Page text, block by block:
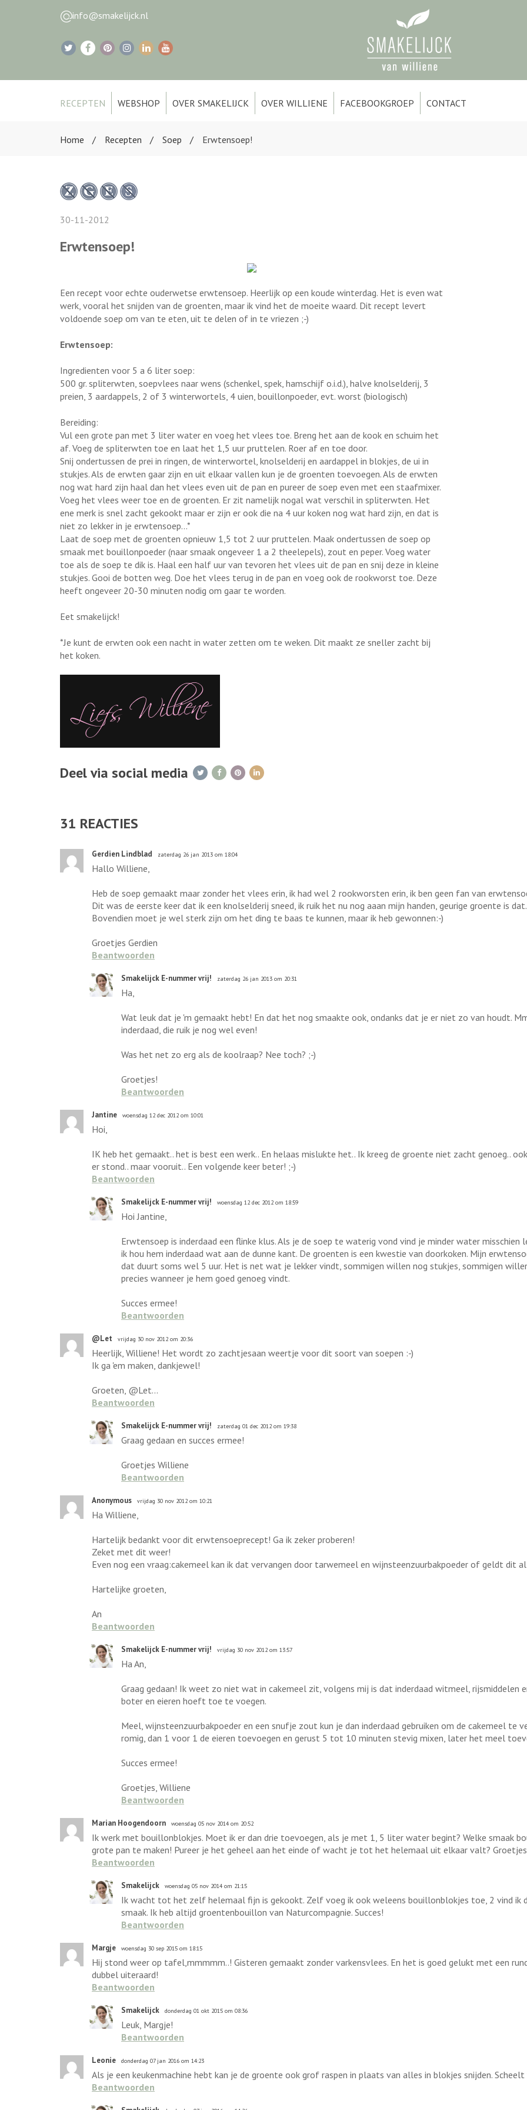
info@smakelijck.nl
RECEPTEN WEBSHOP OVER SMAKELIJCK OVER WILLIENE FACEBOOKGROEP CONTACT
Home Recepten Soep Erwtensoep!
30-11-2012
Erwtensoep!
Een recept voor echte ouderwetse erwtensoep. Heerlijk op een koude winterdag. Het is even wat
werk, vooral het snijden van de groenten, maar ik vind het de moeite waard. Dit recept levert
voldoende soep om van te eten, uit te delen of in te vriezen ;-)
Erwtensoep:
Ingredienten voor 5 a 6 liter soep:
500 gr. spliterwten, soepvlees naar wens (schenkel, spek, hamschijf o.i.d.), halve knolselderij, 3
preien, 3 aardappels, 2 of 3 winterwortels, 4 uien, bouillonpoeder, evt. worst (biologisch)
Bereiding:
Vul een grote pan met 3 liter water en voeg het vlees toe. Breng het aan de kook en schuim het
af. Voeg de spliterwten toe en laat het 1,5 uur pruttelen. Roer af en toe door.
Snij ondertussen de prei in ringen, de winterwortel, knolselderij en aardappel in blokjes, de ui in
stukjes. Als de erwten gaar zijn en uit elkaar vallen kun je de groenten toevoegen. Als de erwten
nog wat hard zijn haal dan het vlees even uit de pan en pureer de soep even met een staafmixer.
Voeg het vlees weer toe en de groenten. Er zit namelijk nogal wat verschil in spliterwten. Het
ene merk is snel zacht gekookt maar er zijn er ook die na 4 uur koken nog wat hard zijn, en dat is
niet zo lekker in je erwtensoep...*
Laat de soep met de groenten opnieuw 1,5 tot 2 uur pruttelen. Maak ondertussen de soep op
smaak met bouillonpoeder (naar smaak ongeveer 1 a 2 theelepels), zout en peper. Voeg water
toe als de soep te dik is. Haal een half uur van tevoren het vlees uit de pan en snij deze in kleine
stukjes. Gooi de botten weg. Doe het vlees terug in de pan en voeg ook de rookworst toe. Deze
heeft ongeveer 20-30 minuten nodig om gaar te worden.
Eet smakelijck!
*Je kunt de erwten ook een nacht in water zetten om te weken. Dit maakt ze sneller zacht bij
het koken.
Deel via social media
31 REACTIES
Gerdien Lindblad zaterdag 26 jan 2013 om 18:04
Hallo Williene,
Heb de soep gemaakt maar zonder het vlees erin, ik had wel 2 rookworsten erin, ik ben geen fan van
Dit was de eerste keer dat ik een knolselderij sneed, ik ruik het nu nog aaan mijn handen, geurige groente is dat.
Bovendien moet je wel sterk zijn om het ding te baas te kunnen, maar ik heb gewonnen:-)
Groetjes Gerdien
Beantwoorden
Smakelijck E-nummer vrij! zaterdag 26 jan 2013 om 20:31
Ha,
Wat leuk dat je 'm gemaakt hebt! En dat het nog smaakte ook, ondanks dat je er niet zo van houdt.
inderdaad, die ruik je nog wel even!
Was het net zo erg als de koolraap? Nee toch? ;-)
Groetjes!
Beantwoorden
Jantine woensdag 12 dec 2012 om 10:01
Hoi,
IK heb het gemaakt.. het is best een werk.. En helaas mislukte het.. Ik kreeg de groente niet zacht genoeg..
er stond.. maar vooruit.. Een volgende keer beter! ;-)
Beantwoorden
Smakelijck E-nummer vrij! woensdag 12 dec 2012 om 18:59
Hoi Jantine,
Erwtensoep is inderdaad een flinke klus. Als je de soep te waterig vond vind je minder water misschien
ik hou hem inderdaad wat aan de dunne kant. De groenten is een kwestie van doorkoken. Mijn
dat duurt soms wel 5 uur. Het is net wat je lekker vindt, sommigen willen nog stukjes, sommigen
precies wanneer je hem goed genoeg vindt.
Succes ermee!
Beantwoorden
@Let vrijdag 30 nov 2012 om 20:36
Heerlijk, Williene! Het wordt zo zachtjesaan weertje voor dit soort van soepen :-)
Ik ga 'em maken, dankjewel!
Groeten, @Let...
Beantwoorden
Smakelijck E-nummer vrij! zaterdag 01 dec 2012 om 19:38
Graag gedaan en succes ermee!
Groetjes Williene
Beantwoorden
Anonymous vrijdag 30 nov 2012 om 10:21
Ha Williene,
Hartelijk bedankt voor dit erwtensoeprecept! Ga ik zeker proberen!
Zeket met dit weer!
Even nog een vraag:cakemeel kan ik dat vervangen door tarwemeel en wijnsteenzuurbakpoeder of geldt dit
Hartelijke groeten,
An
Beantwoorden
Smakelijck E-nummer vrij! vrijdag 30 nov 2012 om 13:57
Ha An,
Graag gedaan! Ik weet zo niet wat in cakemeel zit, volgens mij is dat inderdaad witmeel, rijsmiddelen
boter en eieren hoeft toe te voegen.
Meel, wijnsteenzuurbakpoeder en een snufje zout kun je dan inderdaad gebruiken om de cakemeel te
romig, dan 1 voor 1 de eieren toevoegen en gerust 5 tot 10 minuten stevig mixen, later het meel
Succes ermee!
Groetjes, Williene
Beantwoorden
Marian Hoogendoorn woensdag 05 nov 2014 om 20:52
Ik werk met bouillonblokjes. Moet ik er dan drie toevoegen, als je met 1, 5 liter water begint? Welke smaak
grote pan te maken! Pureer je het geheel aan het einde of wacht je tot het helemaal uit elkaar valt?
Beantwoorden
Smakelijck woensdag 05 nov 2014 om 21:15
Ik wacht tot het zelf helemaal fijn is gekookt. Zelf voeg ik ook weleens bouillonblokjes toe, 2 vind ik
smaak. Ik heb altijd groentenbouillon van Naturcompagnie. Succes!
Beantwoorden
Margje woensdag 30 sep 2015 om 18:15
Hij stond weer op tafel,mmmmm..! Gisteren gemaakt zonder varkensvlees. En het is goed gelukt met een
dubbel uiteraard!
Beantwoorden
Smakelijck donderdag 01 okt 2015 om 08:36
Leuk, Margje!
Beantwoorden
Leonie donderdag 07 jan 2016 om 14:23
Als je een keukenmachine hebt kan je de groente ook grof raspen in plaats van alles in blokjes snijden.
Beantwoorden